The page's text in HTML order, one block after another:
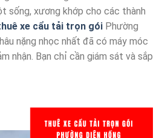
sống, xương khớp cho các thành
xe cẩu tải trọn gói Phường
nặng nhọc nhất đã có máy móc
nhận. Bạn chỉ cần giám sát và sắp